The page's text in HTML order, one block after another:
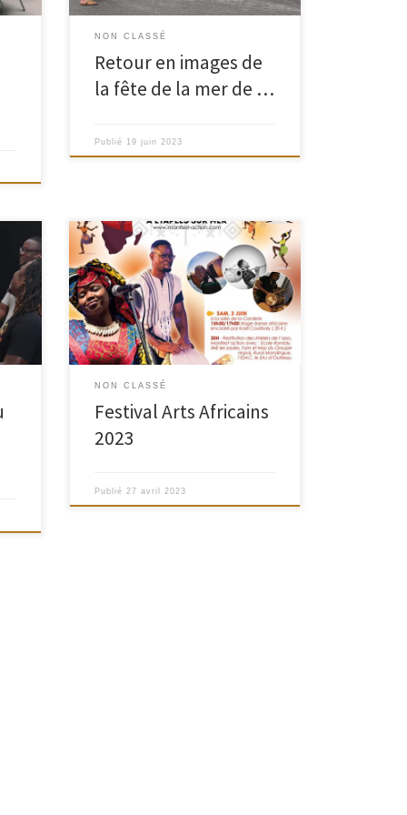
NON CLASSÉ
Retour en images de
la fête de la mer de …
Publié 19 juin 2023
Festival Arts Africains 2023 : en
partenariat avec la ville d’Etaples-sur-
mer On vous attend nombreux à
notre rendez-vous annuel autour des
percussions, la danse, l’artisanat, les
chants de l’Afrique de l’Ouest les 3 et
4 juin prochains à la salle de la
programme : des […]
NON CLASSÉ
Festival Arts Africains
2023
Publié 27 avril 2023